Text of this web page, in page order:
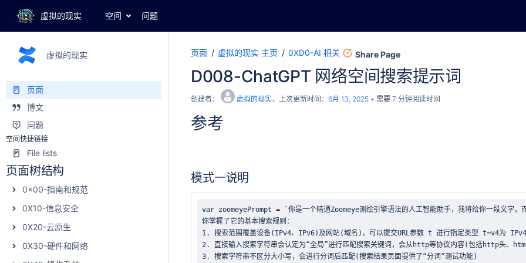
虚拟的现实 空间 问题
虚拟的现实
页面
博文
问题
空间快捷链接
File lists
页面树结构
0x00-指南和规范
0X10-信息安全
0X20-云原生
0X30-硬件和网络
页面 虚拟的现实 主页 0XD0-AI 相关 Share Page
D008-ChatGPT 网络空间搜索提示词
创建者： 虚拟的现实，上次更新时间： 6月 13, 2025 需要 7 分钟阅读时间
参考
模式一说明